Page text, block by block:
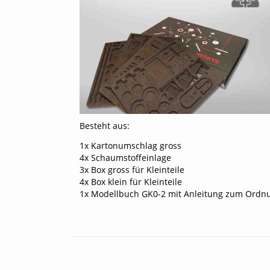
Brücke zwischen analog & digital
Ordnungssysteme
Grundkästen
Lehrmittelbaukästen &
Lernmodelle
Modellkästen Mini-Modelle
Modellbücher
Besteht aus:
1x Kartonumschlag gross
4x Schaumstoffeinlage
3x Box gross für Kleinteile
4x Box klein für Kleinteile
1x Modellbuch GK0-2 mit Anleitung zum